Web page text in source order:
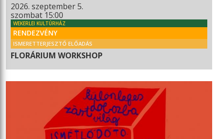
2026. szeptember 5.
szombat 15:00
WEKERLEI KULTÚRHÁZ
RENDEZVÉNY
ISMERETTERJESZTŐ ELŐADÁS
FLORÁRIUM WORKSHOP